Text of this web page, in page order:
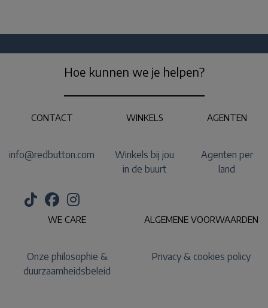
Hoe kunnen we je helpen?
CONTACT
info@redbutton.com
WINKELS
Winkels bij jou
in de buurt
AGENTEN
Agenten per
land
WE CARE
Onze philosophie &
duurzaamheidsbeleid
ALGEMENE VOORWAARDEN
Privacy & cookies policy